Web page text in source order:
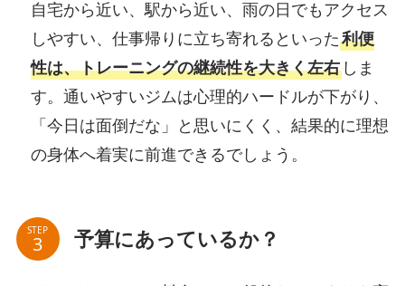
自宅から近い、駅から近い、雨の日でもアクセス
しやすい、仕事帰りに立ち寄れるといった利便
性は、トレーニングの継続性を大きく左右しま
す。通いやすいジムは心理的ハードルが下がり、
「今日は面倒だな」と思いにくく、結果的に理想
の身体へ着実に前進できるでしょう。
STEP 予算にあっているか？